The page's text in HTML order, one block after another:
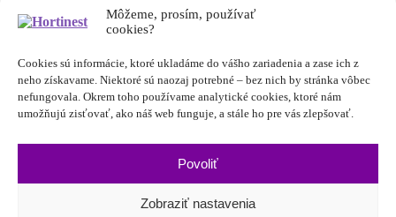
Môžeme, prosím, používať
cookies?
Cookies sú informácie, ktoré ukladáme do vášho zariadenia a zase ich z
neho získavame. Niektoré sú naozaj potrebné – bez nich by stránka vôbec
nefungovala. Okrem toho používame analytické cookies, ktoré nám
umožňujú zisťovať, ako náš web funguje, a stále ho pre vás zlepšovať.
Povoliť
Zobraziť nastavenia
Môj účet
Hľadať:
Cart0
Prezeráte si:Krmivo pre jesetery 4 mm :: Balenie 1 kg 4,50€ s